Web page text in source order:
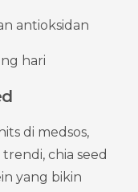
antioksidan
hari
di medsos,
chia seed
yang bikin